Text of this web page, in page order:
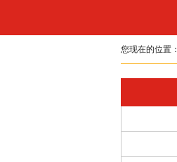
您现在的位置：